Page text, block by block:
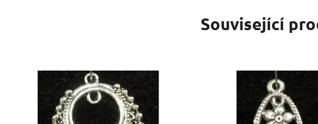
Související